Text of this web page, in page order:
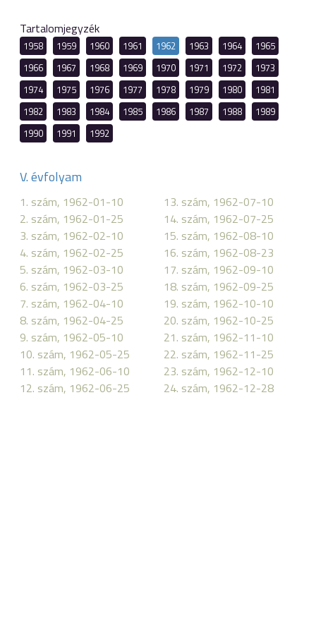
Tartalomjegyzék
1958 1959 1960 1961 1962 1963 1964
1965
1966
1967 1968 1969 1970 1971 1972
1973
1974
1975 1976 1977 1978 1979 1980
1981
1982
1983 1984 1985 1986 1987 1988
1989
1990
1991 1992
V. évfolyam
1. szám, 1962-01-10
2. szám, 1962-01-25
3. szám, 1962-02-10
4. szám, 1962-02-25
5. szám, 1962-03-10
6. szám, 1962-03-25
7. szám, 1962-04-10
8. szám, 1962-04-25
9. szám, 1962-05-10
10. szám, 1962-05-25
11. szám, 1962-06-10
12. szám, 1962-06-25
13. szám, 1962-07-10
14. szám, 1962-07-25
15. szám, 1962-08-10
16. szám, 1962-08-23
17. szám, 1962-09-10
18. szám, 1962-09-25
19. szám, 1962-10-10
20. szám, 1962-10-25
21. szám, 1962-11-10
22. szám, 1962-11-25
23. szám, 1962-12-10
24. szám, 1962-12-28